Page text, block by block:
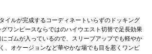
イルが完成するコーディネートいらずのドッキング
ワンピースならではのハイウエスト切替で足長効果
ゴムが入っているので、スリーブアップでも軽やか
、オケージョンなど華やかな場でも目を惹くワンピ